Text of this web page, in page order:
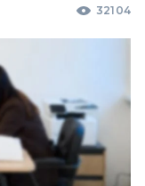
32104